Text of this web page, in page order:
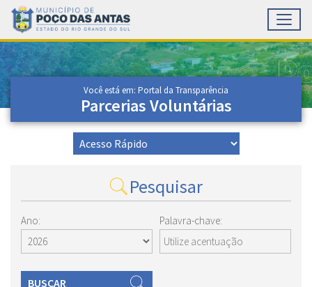
Ir para conteúdo principal
Conteúdo Principal
Você está em: Portal da Transparência
Parcerias Voluntárias
Pesquisar
Ano: Palavra-chave:
BUSCAR